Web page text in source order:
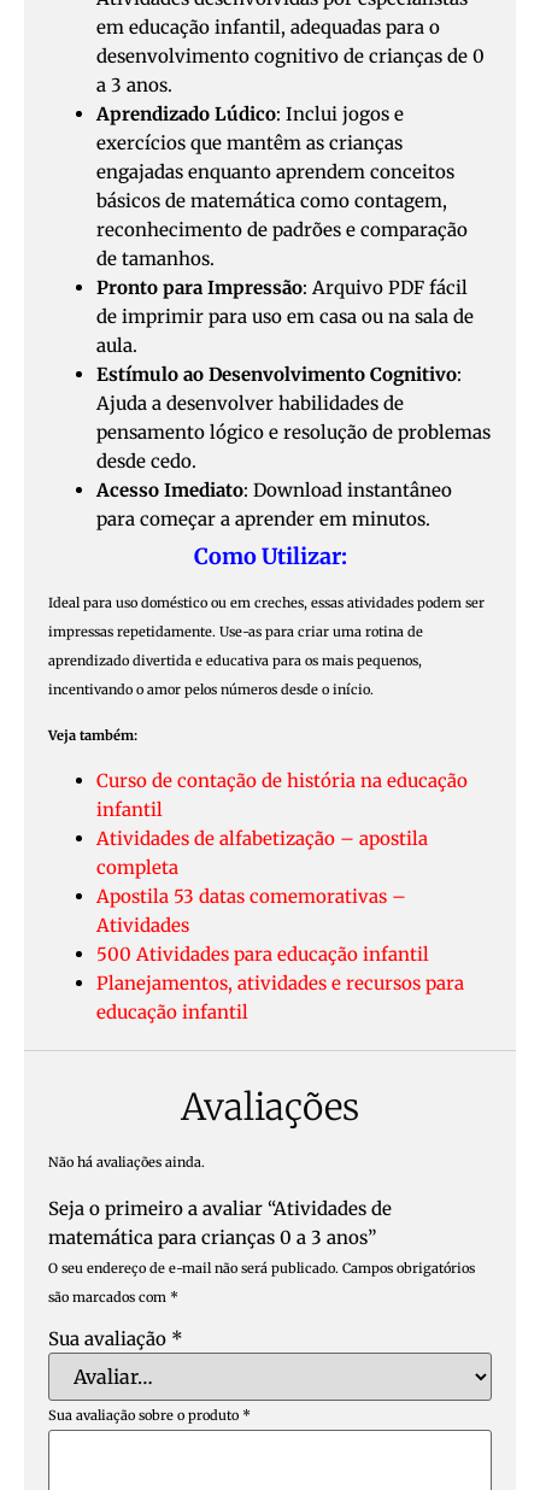
em educação infantil, adequadas para o
desenvolvimento cognitivo de crianças de 0
a 3 anos.
Aprendizado Lúdico: Inclui jogos e
exercícios que mantêm as crianças
engajadas enquanto aprendem conceitos
básicos de matemática como contagem,
reconhecimento de padrões e comparação
de tamanhos.
Pronto para Impressão: Arquivo PDF fácil
de imprimir para uso em casa ou na sala de
aula.
Estímulo ao Desenvolvimento Cognitivo:
Ajuda a desenvolver habilidades de
pensamento lógico e resolução de problemas
desde cedo.
Acesso Imediato: Download instantâneo
para começar a aprender em minutos.
Como Utilizar:
Ideal para uso doméstico ou em creches, essas atividades podem ser
impressas repetidamente. Use-as para criar uma rotina de
aprendizado divertida e educativa para os mais pequenos,
incentivando o amor pelos números desde o início.
Veja também:
Curso de contação de história na educação
infantil
Atividades de alfabetização – apostila
completa
Apostila 53 datas comemorativas –
Atividades
500 Atividades para educação infantil
Planejamentos, atividades e recursos para
educação infantil
Avaliações
Não há avaliações ainda.
Seja o primeiro a avaliar “Atividades de
matemática para crianças 0 a 3 anos”
O seu endereço de e-mail não será publicado. Campos obrigatórios
são marcados com *
Sua avaliação *
Sua avaliação sobre o produto *